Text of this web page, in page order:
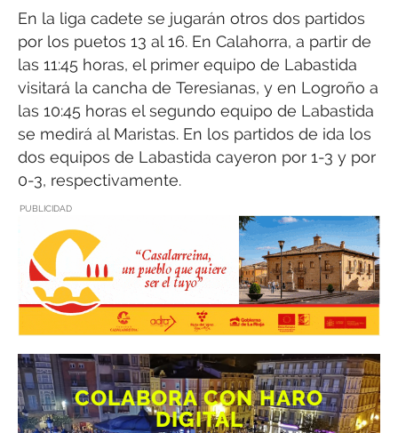
En la liga cadete se jugarán otros dos partidos
por los puetos 13 al 16. En Calahorra, a partir de
las 11:45 horas, el primer equipo de Labastida
visitará la cancha de Teresianas, y en Logroño a
las 10:45 horas el segundo equipo de Labastida
se medirá al Maristas. En los partidos de ida los
dos equipos de Labastida cayeron por 1-3 y por
0-3, respectivamente.
PUBLICIDAD
COLABORA CON HARO
DIGITAL